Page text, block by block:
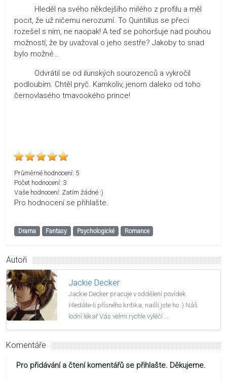
Hleděl na svého někdejšího milého z profilu a měl
pocit, že už ničemu nerozumí. To Quintillus se přeci
rozešel s ním, ne naopak! A teď se pohoršuje nad pouhou
možností, že by uvažoval o jeho sestře? Jakoby to snad
bylo možné…
Odvrátil se od ilunských sourozenců a vykročil
podloubím. Chtěl pryč. Kamkoliv, jenom daleko od toho
černovlasého tmavookého prince!
Průměrné hodnocení: 5
Počet hodnocení: 3
Vaše hodnocení: Zatím žádné :)
Pro hodnocení se přihlašte.
Drama Fantasy Psychologické Romance
Autoři
Jackie Decker
Jackie Decker pracuje v oddělení povídek.
Hledáte-li přísného kritika, našli jste ho :) Náš
lodní lékař Vás velmi rychle vyléčí …
Komentáře
Pro přidávání a čtení komentářů se přihlašte. Děkujeme.